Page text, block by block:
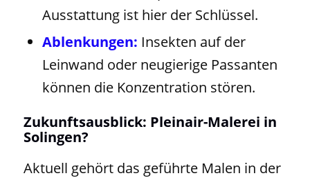
Ausstattung ist hier der Schlüssel.
Ablenkungen: Insekten auf der
Leinwand oder neugierige Passanten
können die Konzentration stören.
Zukunftsausblick: Pleinair-Malerei in
Solingen?
Aktuell gehört das geführte Malen in der